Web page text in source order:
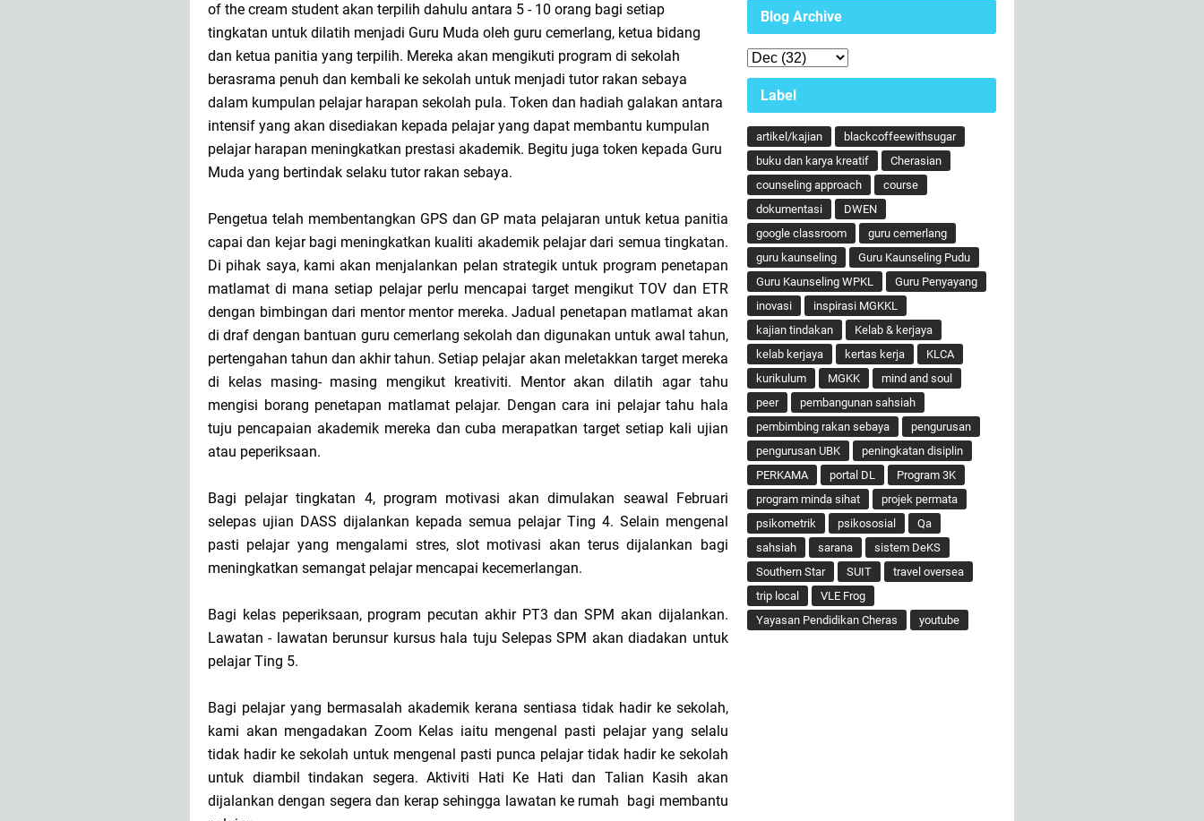
of the cream student akan terpilih dahulu antara 5 - 10 orang bagi setiap
tingkatan untuk dilatih menjadi Guru Muda oleh guru cemerlang, ketua bidang
dan ketua panitia yang terpilih. Mereka akan mengikuti program di sekolah
berasrama penuh dan kembali ke sekolah untuk menjadi tutor rakan sebaya
dalam kumpulan pelajar harapan sekolah pula. Token dan hadiah galakan antara
intensif yang akan disediakan kepada pelajar yang dapat membantu kumpulan
pelajar harapan meningkatkan prestasi akademik. Begitu juga token kepada Guru
Muda yang bertindak selaku tutor rakan sebaya.
Pengetua telah membentangkan GPS dan GP mata pelajaran untuk ketua panitia
capai dan kejar bagi meningkatkan kualiti akademik pelajar dari semua tingkatan.
Di pihak saya, kami akan menjalankan pelan strategik untuk program penetapan
matlamat di mana setiap pelajar perlu mencapai target mengikut TOV dan ETR
dengan bimbingan dari mentor mentor mereka. Jadual penetapan matlamat akan
di draf dengan bantuan guru cemerlang sekolah dan digunakan untuk awal tahun,
pertengahan tahun dan akhir tahun. Setiap pelajar akan meletakkan target mereka
di kelas masing- masing mengikut kreativiti. Mentor akan dilatih agar tahu
mengisi borang penetapan matlamat pelajar. Dengan cara ini pelajar tahu hala
tuju pencapaian akademik mereka dan cuba merapatkan target setiap kali ujian
atau peperiksaan.
Bagi pelajar tingkatan 4, program motivasi akan dimulakan seawal Februari
selepas ujian DASS dijalankan kepada semua pelajar Ting 4. Selain mengenal
pasti pelajar yang mengalami stres, slot motivasi akan terus dijalankan bagi
meningkatkan semangat pelajar mencapai kecemerlangan.
Bagi kelas peperiksaan, program pecutan akhir PT3 dan SPM akan dijalankan.
Lawatan - lawatan berunsur kursus hala tuju Selepas SPM akan diadakan untuk
pelajar Ting 5.
Bagi pelajar yang bermasalah akademik kerana sentiasa tidak hadir ke sekolah,
kami akan mengadakan Zoom Kelas iaitu mengenal pasti pelajar yang selalu
tidak hadir ke sekolah untuk mengenal pasti punca pelajar tidak hadir ke sekolah
untuk diambil tindakan segera. Aktiviti Hati Ke Hati dan Talian Kasih akan
dijalankan dengan segera dan kerap sehingga lawatan ke rumah bagi membantu
Blog Archive
Label
artikel/kajian
blackcoffeewithsugar
buku dan karya kreatif
Cherasian
counseling approach
course
dokumentasi
DWEN
google classroom
guru cemerlang
guru kaunseling
Guru Kaunseling Pudu
Guru Kaunseling WPKL
Guru Penyayang
inovasi
inspirasi MGKKL
kajian tindakan
Kelab & kerjaya
kelab kerjaya
kertas kerja
KLCA
kurikulum
MGKK
mind and soul
peer
pembangunan sahsiah
pembimbing rakan sebaya
pengurusan
pengurusan UBK
peningkatan disiplin
PERKAMA
portal DL
Program 3K
program minda sihat
projek permata
psikometrik
psikososial
Qa
sahsiah
sarana
sistem DeKS
Southern Star
SUIT
travel oversea
trip local
VLE Frog
Yayasan Pendidikan Cheras
youtube